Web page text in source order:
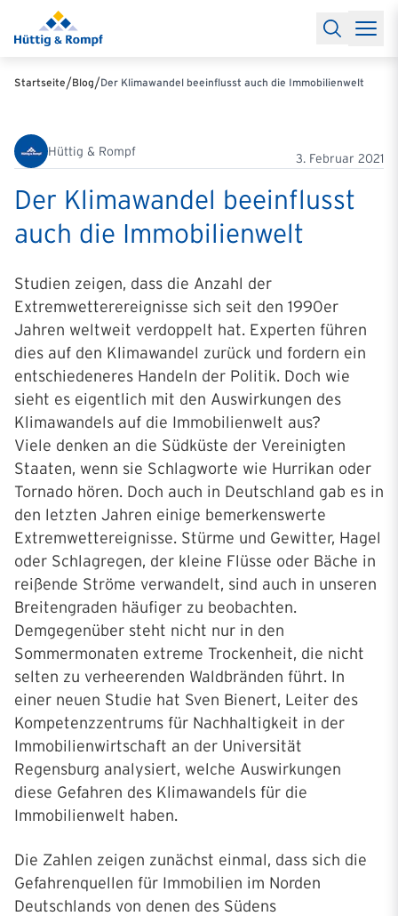
Baufinanzierung
RechnerBaufinanzierungsrechner
Anschlussfinanzierung
Partnerschaft
Partner werden
Käuferprofile 2026
News & Events
Über unsIhre Ansprechpartner
Startseite/Blog/Der Klimawandel beeinflusst auch die Immobilienwelt
Hüttig & Rompf 3. Februar 2021
Der Klimawandel beeinflusst
auch die Immobilienwelt
Studien zeigen, dass die Anzahl der
Extremwetterereignisse sich seit den 1990er
Jahren weltweit verdoppelt hat. Experten führen
dies auf den Klimawandel zurück und fordern ein
entschiedeneres Handeln der Politik. Doch wie
sieht es eigentlich mit den Auswirkungen des
Klimawandels auf die Immobilienwelt aus?
Viele denken an die Südküste der Vereinigten
Staaten, wenn sie Schlagworte wie Hurrikan oder
Tornado hören. Doch auch in Deutschland gab es in
den letzten Jahren einige bemerkenswerte
Extremwettereignisse. Stürme und Gewitter, Hagel
oder Schlagregen, der kleine Flüsse oder Bäche in
reißende Ströme verwandelt, sind auch in unseren
Breitengraden häufiger zu beobachten.
Demgegenüber steht nicht nur in den
Sommermonaten extreme Trockenheit, die nicht
selten zu verheerenden Waldbränden führt. In
einer neuen Studie hat Sven Bienert, Leiter des
Kompetenzzentrums für Nachhaltigkeit in der
Immobilienwirtschaft an der Universität
Regensburg analysiert, welche Auswirkungen
diese Gefahren des Klimawandels für die
Immobilienwelt haben.
Die Zahlen zeigen zunächst einmal, dass sich die
Gefahrenquellen für Immobilien im Norden
Deutschlands von denen des Südens